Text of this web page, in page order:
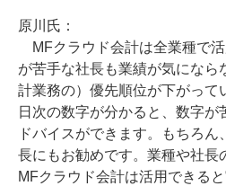
原川氏：
MFクラウド会計は全業種で
が苦手な社長も業績が気になら
計業務の）優先順位が下がって
日次の数字が分かると、数字が
ドバイスができます。もちろ
長にもお勧めです。業種や社長
MFクラウド会計は活用できると